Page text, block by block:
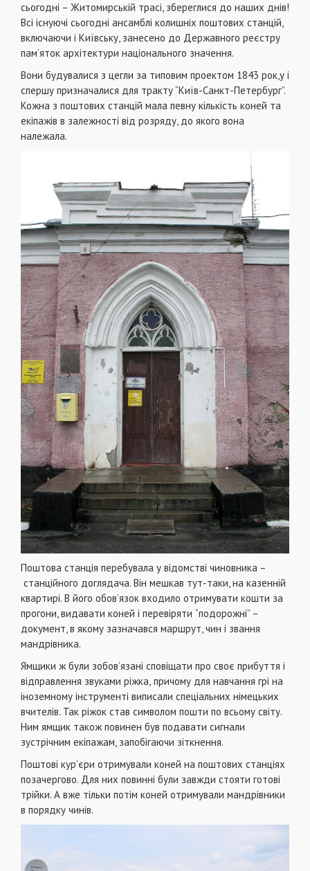
сьогодні – Житомирській трасі, збереглися до наших днів!
Всі існуючі сьогодні ансамблі колишніх поштових станцій,
включаючи і Київську, занесено до Державного реєстру
пам’яток архітектури національного значення.
Вони будувалися з цегли за типовим проектом 1843 рок,у і
спершу призначалися для тракту “Київ-Санкт-Петербург”.
Кожна з поштових станцій мала певну кількість коней та
екіпажів в залежності від розряду, до якого вона
належала.
Поштова станція перебувала у відомстві чиновника –
станційного доглядача. Він мешкав тут-таки, на казенній
квартирі. В його обов’язок входило отримувати кошти за
прогони, видавати коней і перевіряти “подорожні” –
документ, в якому зазначався маршрут, чин і звання
мандрівника.
Ямщики ж були зобов’язані сповіщати про своє прибуття і
відправлення звуками ріжка, причому для навчання грі на
іноземному інструменті виписали спеціальних німецьких
вчителів. Так ріжок став символом пошти по всьому світу.
Ним ямщик також повинен був подавати сигнали
зустрічним екіпажам, запобігаючи зіткнення.
Поштові кур’єри отримували коней на поштових станціях
позачергово. Для них повинні були завжди стояти готові
трійки. А вже тільки потім коней отримували мандрівники
в порядку чинів.